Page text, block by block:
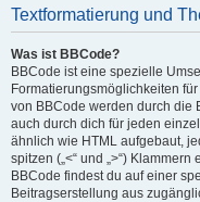
Textformatierung und
Was ist BBCode?
BBCode ist eine spezielle
Formatierungsmöglichkeiten
von BBCode werden durch die
auch durch dich für jeden
ähnlich wie HTML aufgebaut,
spitzen („<“ und „>“)
BBCode findest du auf einer
Beitragserstellung aus